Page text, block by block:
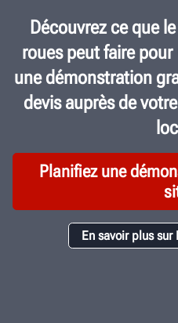
Découvrez ce que
roues peut faire pour
une démonstration
devis auprès de
Planifiez une
En savoir plus